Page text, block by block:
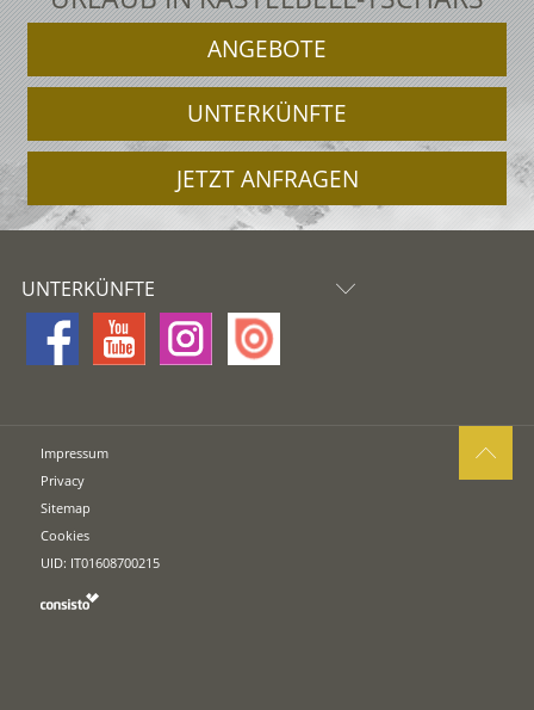
ANGEBOTE
UNTERKÜNFTE
JETZT ANFRAGEN
UNTERKÜNFTE
Impressum
Privacy
Sitemap
Cookies
UID: IT01608700215